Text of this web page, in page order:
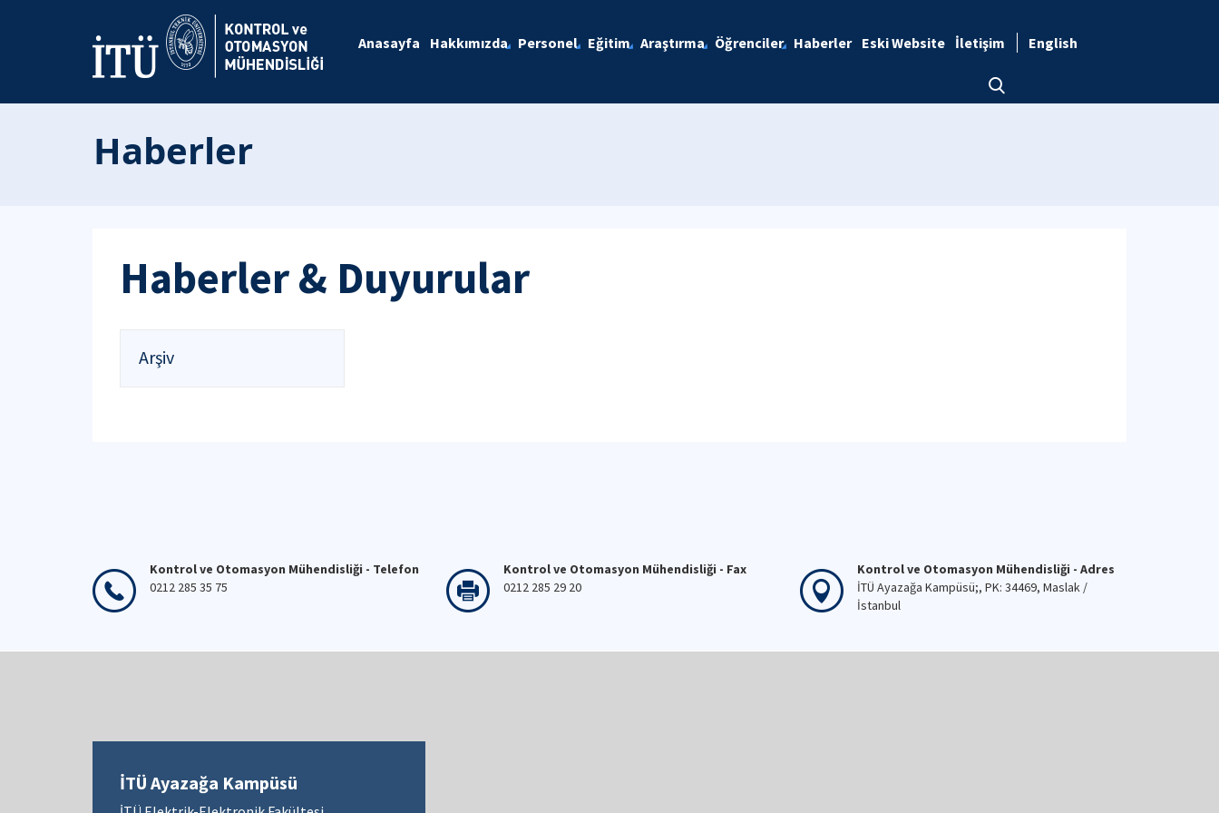
Anasayfa Hakkımızda Personel Eğitim Araştırma Öğrenciler Haberler Eski Website İletişim English
Haberler
Haberler & Duyurular
Arşiv
Kontrol ve Otomasyon Mühendisliği - Telefon
0212 285 35 75
Kontrol ve Otomasyon Mühendisliği - Fax
0212 285 29 20
Kontrol ve Otomasyon Mühendisliği - Adres
İTÜ Ayazağa Kampüsü;, PK: 34469, Maslak /
İstanbul
İTÜ Ayazağa Kampüsü